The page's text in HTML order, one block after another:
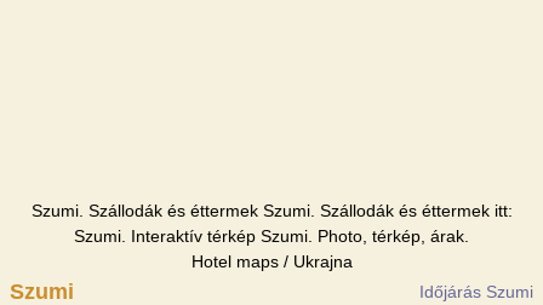
Szumi. Szállodák és éttermek Szumi. Szállodák és éttermek itt:
Szumi. Interaktív térkép Szumi. Photo, térkép, árak.
Hotel maps / Ukrajna
Szumi Időjárás Szumi